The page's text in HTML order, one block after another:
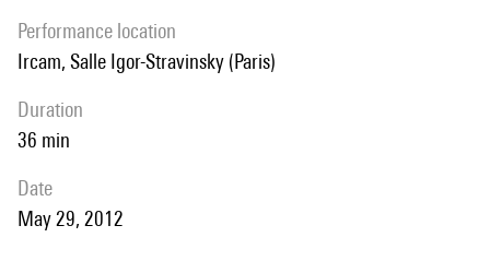
performance location
Ircam, Salle Igor-Stravinsky (Paris)
duration
36 min
date
May 29, 2012